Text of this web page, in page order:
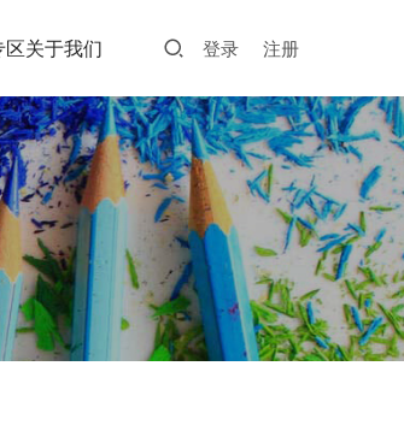
区关于我们 登录 注册